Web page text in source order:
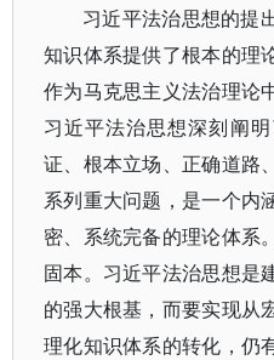
习近平法治思想的提
知识体系提供了根本的理
作为马克思主义法治理论
习近平法治思想深刻阐
证、根本立场、正确道路
系列重大问题，是一个内
密、系统完备的理论体系
固本。习近平法治思想是
的强大根基，而要实现从
理化知识体系的转化，仍